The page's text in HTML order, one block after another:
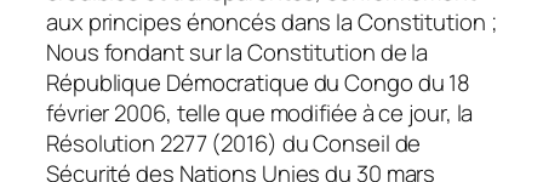
aux principes énoncés dans la Constitution ;
Nous fondant sur la Constitution de la
République Démocratique du Congo du 18
février 2006, telle que modifiée à ce jour, la
Résolution 2277 (2016) du Conseil de
Sécurité des Nations Unies du 30 mars